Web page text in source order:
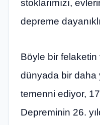
stoklarımızı,
depreme
Böyle bir felaketin
dünyada bir daha
temenni ediyor,
Depreminin 26.